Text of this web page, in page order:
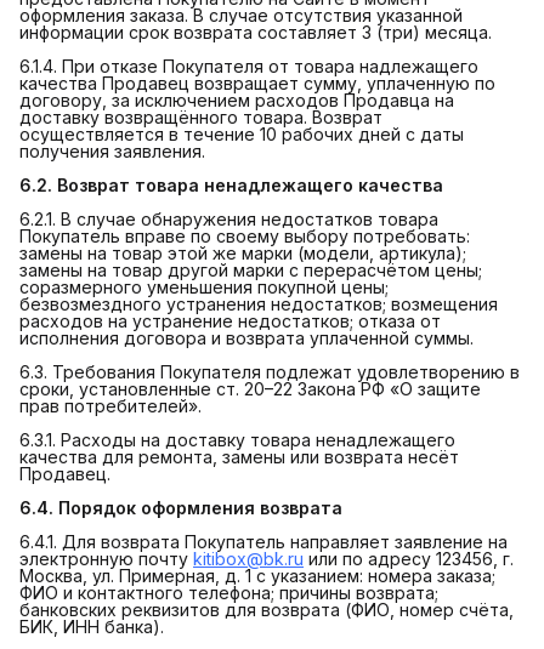
оформления заказа. В случае отсутствия указанной
информации срок возврата составляет 3 (три) месяца.
6.1.4. При отказе Покупателя от товара надлежащего
качества Продавец возвращает сумму, уплаченную по
договору, за исключением расходов Продавца на
доставку возвращённого товара. Возврат
осуществляется в течение 10 рабочих дней с даты
получения заявления.
6.2. Возврат товара ненадлежащего качества
6.2.1. В случае обнаружения недостатков товара
Покупатель вправе по своему выбору потребовать:
замены на товар этой же марки (модели, артикула);
замены на товар другой марки с перерасчётом цены;
соразмерного уменьшения покупной цены;
безвозмездного устранения недостатков; возмещения
расходов на устранение недостатков; отказа от
исполнения договора и возврата уплаченной суммы.
6.3. Требования Покупателя подлежат удовлетворению в
сроки, установленные ст. 20–22 Закона РФ «О защите
прав потребителей».
6.3.1. Расходы на доставку товара ненадлежащего
качества для ремонта, замены или возврата несёт
Продавец.
6.4. Порядок оформления возврата
6.4.1. Для возврата Покупатель направляет заявление на
электронную почту kitibox@bk.ru или по адресу 123456, г.
Москва, ул. Примерная, д. 1 с указанием: номера заказа;
ФИО и контактного телефона; причины возврата;
банковских реквизитов для возврата (ФИО, номер счёта,
БИК, ИНН банка).